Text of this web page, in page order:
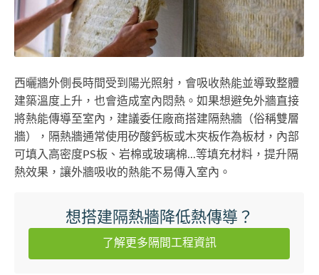
西曬牆外側長時間受到陽光照射，會吸收熱能並導致整體
建築溫度上升，也會造成室內悶熱。如果想避免外牆直接
將熱能傳導至室內，建議委任廠商搭建隔熱牆（俗稱雙層
牆），隔熱牆通常使用矽酸鈣板或木夾板作為板材，內部
可填入高密度PS板、岩棉或玻璃棉...等填充材料，提升隔
熱效果，讓外牆吸收的熱能不易傳入室內。
想搭建隔熱牆降低熱傳導？
了解更多隔間工程資訊